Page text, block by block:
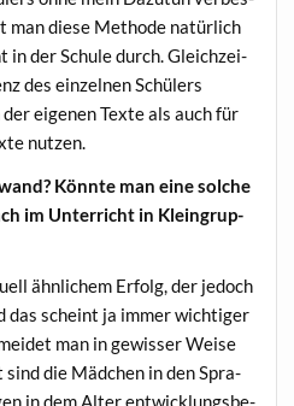
man die­se Metho­de natür­lich
in der Schu­le durch. Gleich­zei­
des ein­zel­nen Schü­lers
eige­nen Tex­te als auch für
nutzen.
Könn­te man eine sol­che
im Unter­richt in Klein­grup­
ähn­li­chem Erfolg, der jedoch
das scheint ja immer wich­ti­ger
man in gewis­ser Wei­se
die Mäd­chen in den Spra­
in dem Alter ent­wick­lungs­be­